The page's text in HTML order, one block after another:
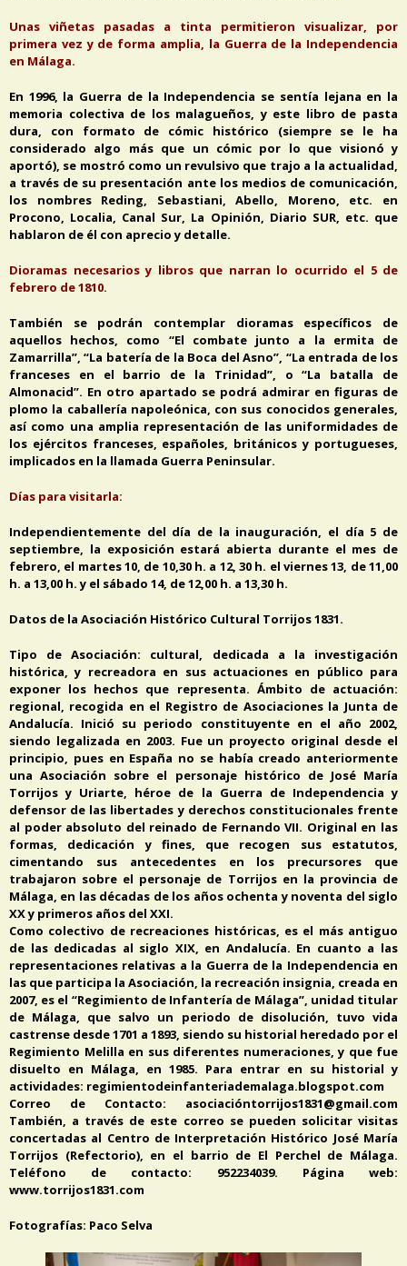
Unas viñetas pasadas a tinta permitieron visualizar, por
primera vez y de forma amplia, la Guerra de la Independencia
en Málaga.
En 1996, la Guerra de la Independencia se sentía lejana en la
memoria colectiva de los malagueños, y este libro de pasta
dura, con formato de cómic histórico (siempre se le ha
considerado algo más que un cómic por lo que visionó y
aportó), se mostró como un revulsivo que trajo a la actualidad,
a través de su presentación ante los medios de comunicación,
los nombres Reding, Sebastiani, Abello, Moreno, etc. en
Procono, Localia, Canal Sur, La Opinión, Diario SUR, etc. que
hablaron de él con aprecio y detalle.
Dioramas necesarios y libros que narran lo ocurrido el 5 de
febrero de 1810.
También se podrán contemplar dioramas específicos de
aquellos hechos, como “El combate junto a la ermita de
Zamarrilla”, “La batería de la Boca del Asno”, “La entrada de los
franceses en el barrio de la Trinidad”, o “La batalla de
Almonacid”. En otro apartado se podrá admirar en figuras de
plomo la caballería napoleónica, con sus conocidos generales,
así como una amplia representación de las uniformidades de
los ejércitos franceses, españoles, británicos y portugueses,
implicados en la llamada Guerra Peninsular.
Días para visitarla:
Independientemente del día de la inauguración, el día 5 de
septiembre, la exposición estará abierta durante el mes de
febrero, el martes 10, de 10,30 h. a 12, 30 h. el viernes 13, de 11,00
h. a 13,00 h. y el sábado 14, de 12,00 h. a 13,30 h.
Datos de la Asociación Histórico Cultural Torrijos 1831.
Tipo de Asociación: cultural, dedicada a la investigación
histórica, y recreadora en sus actuaciones en público para
exponer los hechos que representa. Ámbito de actuación:
regional, recogida en el Registro de Asociaciones la Junta de
Andalucía. Inició su periodo constituyente en el año 2002,
siendo legalizada en 2003. Fue un proyecto original desde el
principio, pues en España no se había creado anteriormente
una Asociación sobre el personaje histórico de José María
Torrijos y Uriarte, héroe de la Guerra de Independencia y
defensor de las libertades y derechos constitucionales frente
al poder absoluto del reinado de Fernando VII. Original en las
formas, dedicación y fines, que recogen sus estatutos,
cimentando sus antecedentes en los precursores que
trabajaron sobre el personaje de Torrijos en la provincia de
Málaga, en las décadas de los años ochenta y noventa del siglo
XX y primeros años del XXI.
Como colectivo de recreaciones históricas, es el más antiguo
de las dedicadas al siglo XIX, en Andalucía. En cuanto a las
representaciones relativas a la Guerra de la Independencia en
las que participa la Asociación, la recreación insignia, creada en
2007, es el “Regimiento de Infantería de Málaga”, unidad titular
de Málaga, que salvo un periodo de disolución, tuvo vida
castrense desde 1701 a 1893, siendo su historial heredado por el
Regimiento Melilla en sus diferentes numeraciones, y que fue
disuelto en Málaga, en 1985. Para entrar en su historial y
actividades: regimientodeinfanteriademalaga.blogspot.com
Correo de Contacto: asociacióntorrijos1831@gmail.com
También, a través de este correo se pueden solicitar visitas
concertadas al Centro de Interpretación Histórico José María
Torrijos (Refectorio), en el barrio de El Perchel de Málaga.
Teléfono de contacto: 952234039. Página web:
www.torrijos1831.com
Fotografías: Paco Selva